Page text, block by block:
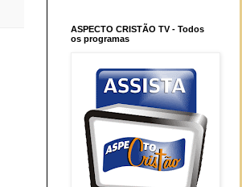
ASPECTO CRISTÃO TV - Todos
os programas